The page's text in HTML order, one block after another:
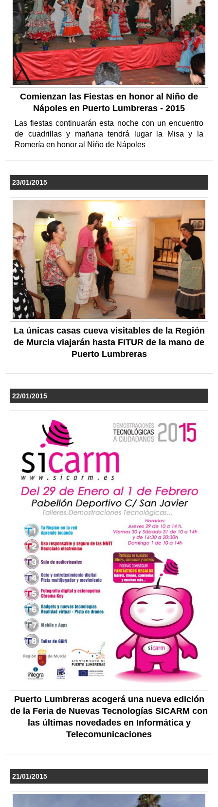
Comienzan las Fiestas en honor al Niño de
Nápoles en Puerto Lumbreras - 2015
Las fiestas continuarán esta noche con un encuentro
de cuadrillas y mañana tendrá lugar la Misa y la
Romería en honor al Niño de Nápoles
23/01/2015
La únicas casas cueva visitables de la Región
de Murcia viajarán hasta FITUR de la mano de
Puerto Lumbreras
22/01/2015
Puerto Lumbreras acogerá una nueva edición
de la Feria de Nuevas Tecnologías SICARM con
las últimas novedades en Informática y
Telecomunicaciones
21/01/2015